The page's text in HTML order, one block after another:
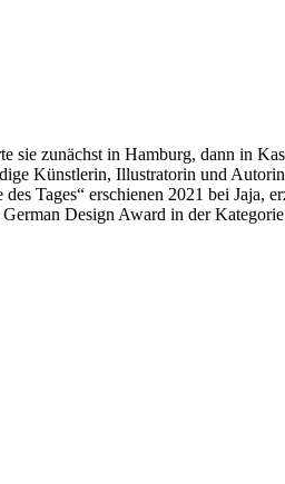
sie zunächst in Hamburg, dann in
Künstlerin, Illustratorin und
Tages“ erschienen 2021 bei Jaja,
Design Award in der